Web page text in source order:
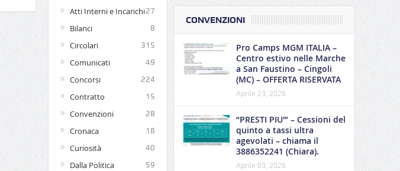
Atti Interni e Incarichi27
Bilanci 8
Circolari 315
Comunicati 49
Concorsi 224
Contratto 15
Convenzioni 28
Cronaca 18
Curiosità 40
Dalla Politica 59
CONVENZIONI
Pro Camps MGM ITALIA –
Centro estivo nelle Marche
a San Faustino – Cingoli
(MC) – OFFERTA RISERVATA
Aprile 23, 2026
“PRESTI PIU'” – Cessioni del
quinto a tassi ultra
agevolati – chiama il
3886352241 (Chiara).
Aprile 03, 2026